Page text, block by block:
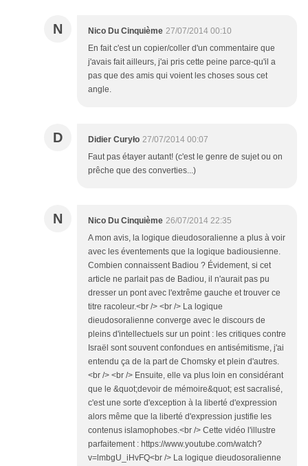
N Nico Du Cinquième 27/07/2014 00:10
En fait c'est un copier/coller d'un commentaire que
j'avais fait ailleurs, j'ai pris cette peine parce-qu'il a
pas que des amis qui voient les choses sous cet
angle.
D Didier Curyło 27/07/2014 00:07
Faut pas étayer autant! (c'est le genre de sujet ou on
prêche que des converties...)
N Nico Du Cinquième 26/07/2014 22:35
A mon avis, la logique dieudosoralienne a plus à voir
avec les éventements que la logique badiousienne.
Combien connaissent Badiou ? Évidement, si cet
article ne parlait pas de Badiou, il n'aurait pas pu
dresser un pont avec l'extrême gauche et trouver ce
titre racoleur.<br /> <br /> La logique
dieudosoralienne converge avec le discours de
pleins d'intellectuels sur un point : les critiques contre
Israël sont souvent confondues en antisémitisme, j'ai
entendu ça de la part de Chomsky et plein d'autres.
<br /> <br /> Ensuite, elle va plus loin en considérant
que le &quot;devoir de mémoire&quot; est sacralisé,
c'est une sorte d'exception à la liberté d'expression
alors même que la liberté d'expression justifie les
contenus islamophobes.<br /> Cette vidéo l'illustre
parfaitement : https://www.youtube.com/watch?
v=lmbgU_iHvFQ<br /> La logique dieudosoralienne